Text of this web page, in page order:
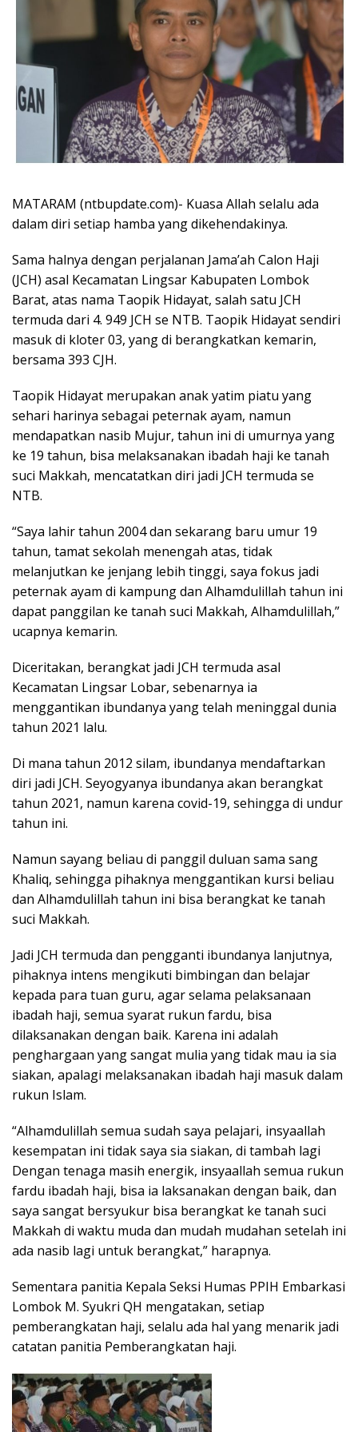
MATARAM (ntbupdate.com)- Kuasa Allah selalu ada
dalam diri setiap hamba yang dikehendakinya.
Sama halnya dengan perjalanan Jama’ah Calon Haji
(JCH) asal Kecamatan Lingsar Kabupaten Lombok
Barat, atas nama Taopik Hidayat, salah satu JCH
termuda dari 4. 949 JCH se NTB. Taopik Hidayat sendiri
masuk di kloter 03, yang di berangkatkan kemarin,
bersama 393 CJH.
Taopik Hidayat merupakan anak yatim piatu yang
sehari harinya sebagai peternak ayam, namun
mendapatkan nasib Mujur, tahun ini di umurnya yang
ke 19 tahun, bisa melaksanakan ibadah haji ke tanah
suci Makkah, mencatatkan diri jadi JCH termuda se
NTB.
“Saya lahir tahun 2004 dan sekarang baru umur 19
tahun, tamat sekolah menengah atas, tidak
melanjutkan ke jenjang lebih tinggi, saya fokus jadi
peternak ayam di kampung dan Alhamdulillah tahun ini
dapat panggilan ke tanah suci Makkah, Alhamdulillah,”
ucapnya kemarin.
Diceritakan, berangkat jadi JCH termuda asal
Kecamatan Lingsar Lobar, sebenarnya ia
menggantikan ibundanya yang telah meninggal dunia
tahun 2021 lalu.
Di mana tahun 2012 silam, ibundanya mendaftarkan
diri jadi JCH. Seyogyanya ibundanya akan berangkat
tahun 2021, namun karena covid-19, sehingga di undur
tahun ini.
Namun sayang beliau di panggil duluan sama sang
Khaliq, sehingga pihaknya menggantikan kursi beliau
dan Alhamdulillah tahun ini bisa berangkat ke tanah
suci Makkah.
Jadi JCH termuda dan pengganti ibundanya lanjutnya,
pihaknya intens mengikuti bimbingan dan belajar
kepada para tuan guru, agar selama pelaksanaan
ibadah haji, semua syarat rukun fardu, bisa
dilaksanakan dengan baik. Karena ini adalah
penghargaan yang sangat mulia yang tidak mau ia sia
siakan, apalagi melaksanakan ibadah haji masuk dalam
rukun Islam.
“Alhamdulillah semua sudah saya pelajari, insyaallah
kesempatan ini tidak saya sia siakan, di tambah lagi
Dengan tenaga masih energik, insyaallah semua rukun
fardu ibadah haji, bisa ia laksanakan dengan baik, dan
saya sangat bersyukur bisa berangkat ke tanah suci
Makkah di waktu muda dan mudah mudahan setelah ini
ada nasib lagi untuk berangkat,” harapnya.
Sementara panitia Kepala Seksi Humas PPIH Embarkasi
Lombok M. Syukri QH mengatakan, setiap
pemberangkatan haji, selalu ada hal yang menarik jadi
catatan panitia Pemberangkatan haji.